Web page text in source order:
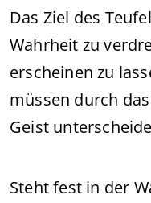
Das Ziel des
Wahrheit zu
erscheinen zu
müssen durch
Geist
Steht fest in der